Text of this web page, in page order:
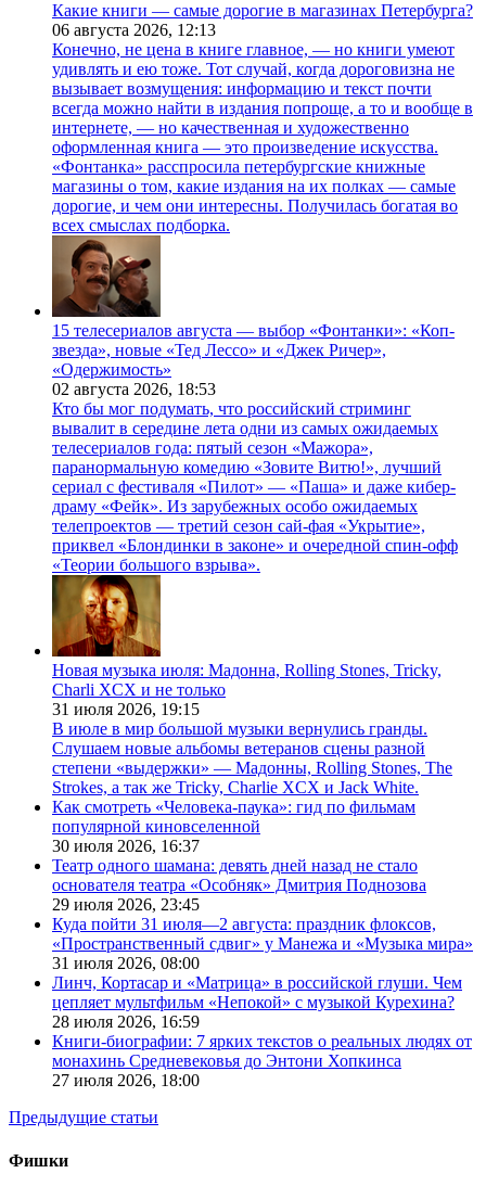
Какие книги — самые дорогие в магазинах Петербурга?
06 августа 2026, 12:13
Конечно, не цена в книге главное, — но книги умеют
удивлять и ею тоже. Тот случай, когда дороговизна не
вызывает возмущения: информацию и текст почти
всегда можно найти в издания попроще, а то и вообще в
интернете, — но качественная и художественно
оформленная книга — это произведение искусства.
«Фонтанка» расспросила петербургские книжные
магазины о том, какие издания на их полках — самые
дорогие, и чем они интересны. Получилась богатая во
всех смыслах подборка.
15 телесериалов августа — выбор «Фонтанки»: «Коп-
звезда», новые «Тед Лессо» и «Джек Ричер»,
«Одержимость»
02 августа 2026, 18:53
Кто бы мог подумать, что российский стриминг
вывалит в середине лета одни из самых ожидаемых
телесериалов года: пятый сезон «Мажора»,
паранормальную комедию «Зовите Витю!», лучший
сериал с фестиваля «Пилот» — «Паша» и даже кибер-
драму «Фейк». Из зарубежных особо ожидаемых
телепроектов — третий сезон сай-фая «Укрытие»,
приквел «Блондинки в законе» и очередной спин-офф
«Теории большого взрыва».
Новая музыка июля: Мадонна, Rolling Stones, Tricky,
Charli XCX и не только
31 июля 2026, 19:15
В июле в мир большой музыки вернулись гранды.
Слушаем новые альбомы ветеранов сцены разной
степени «выдержки» — Мадонны, Rolling Stones, The
Strokes, а так же Tricky, Charlie XCX и Jack White.
Как смотреть «Человека-паука»: гид по фильмам
популярной киновселенной
30 июля 2026, 16:37
Театр одного шамана: девять дней назад не стало
основателя театра «Особняк» Дмитрия Поднозова
29 июля 2026, 23:45
Куда пойти 31 июля—2 августа: праздник флоксов,
«Пространственный сдвиг» у Манежа и «Музыка мира»
31 июля 2026, 08:00
Линч, Кортасар и «Матрица» в российской глуши. Чем
цепляет мультфильм «Непокой» с музыкой Курехина?
28 июля 2026, 16:59
Книги-биографии: 7 ярких текстов о реальных людях от
монахинь Средневековья до Энтони Хопкинса
27 июля 2026, 18:00
Предыдущие статьи
Фишки